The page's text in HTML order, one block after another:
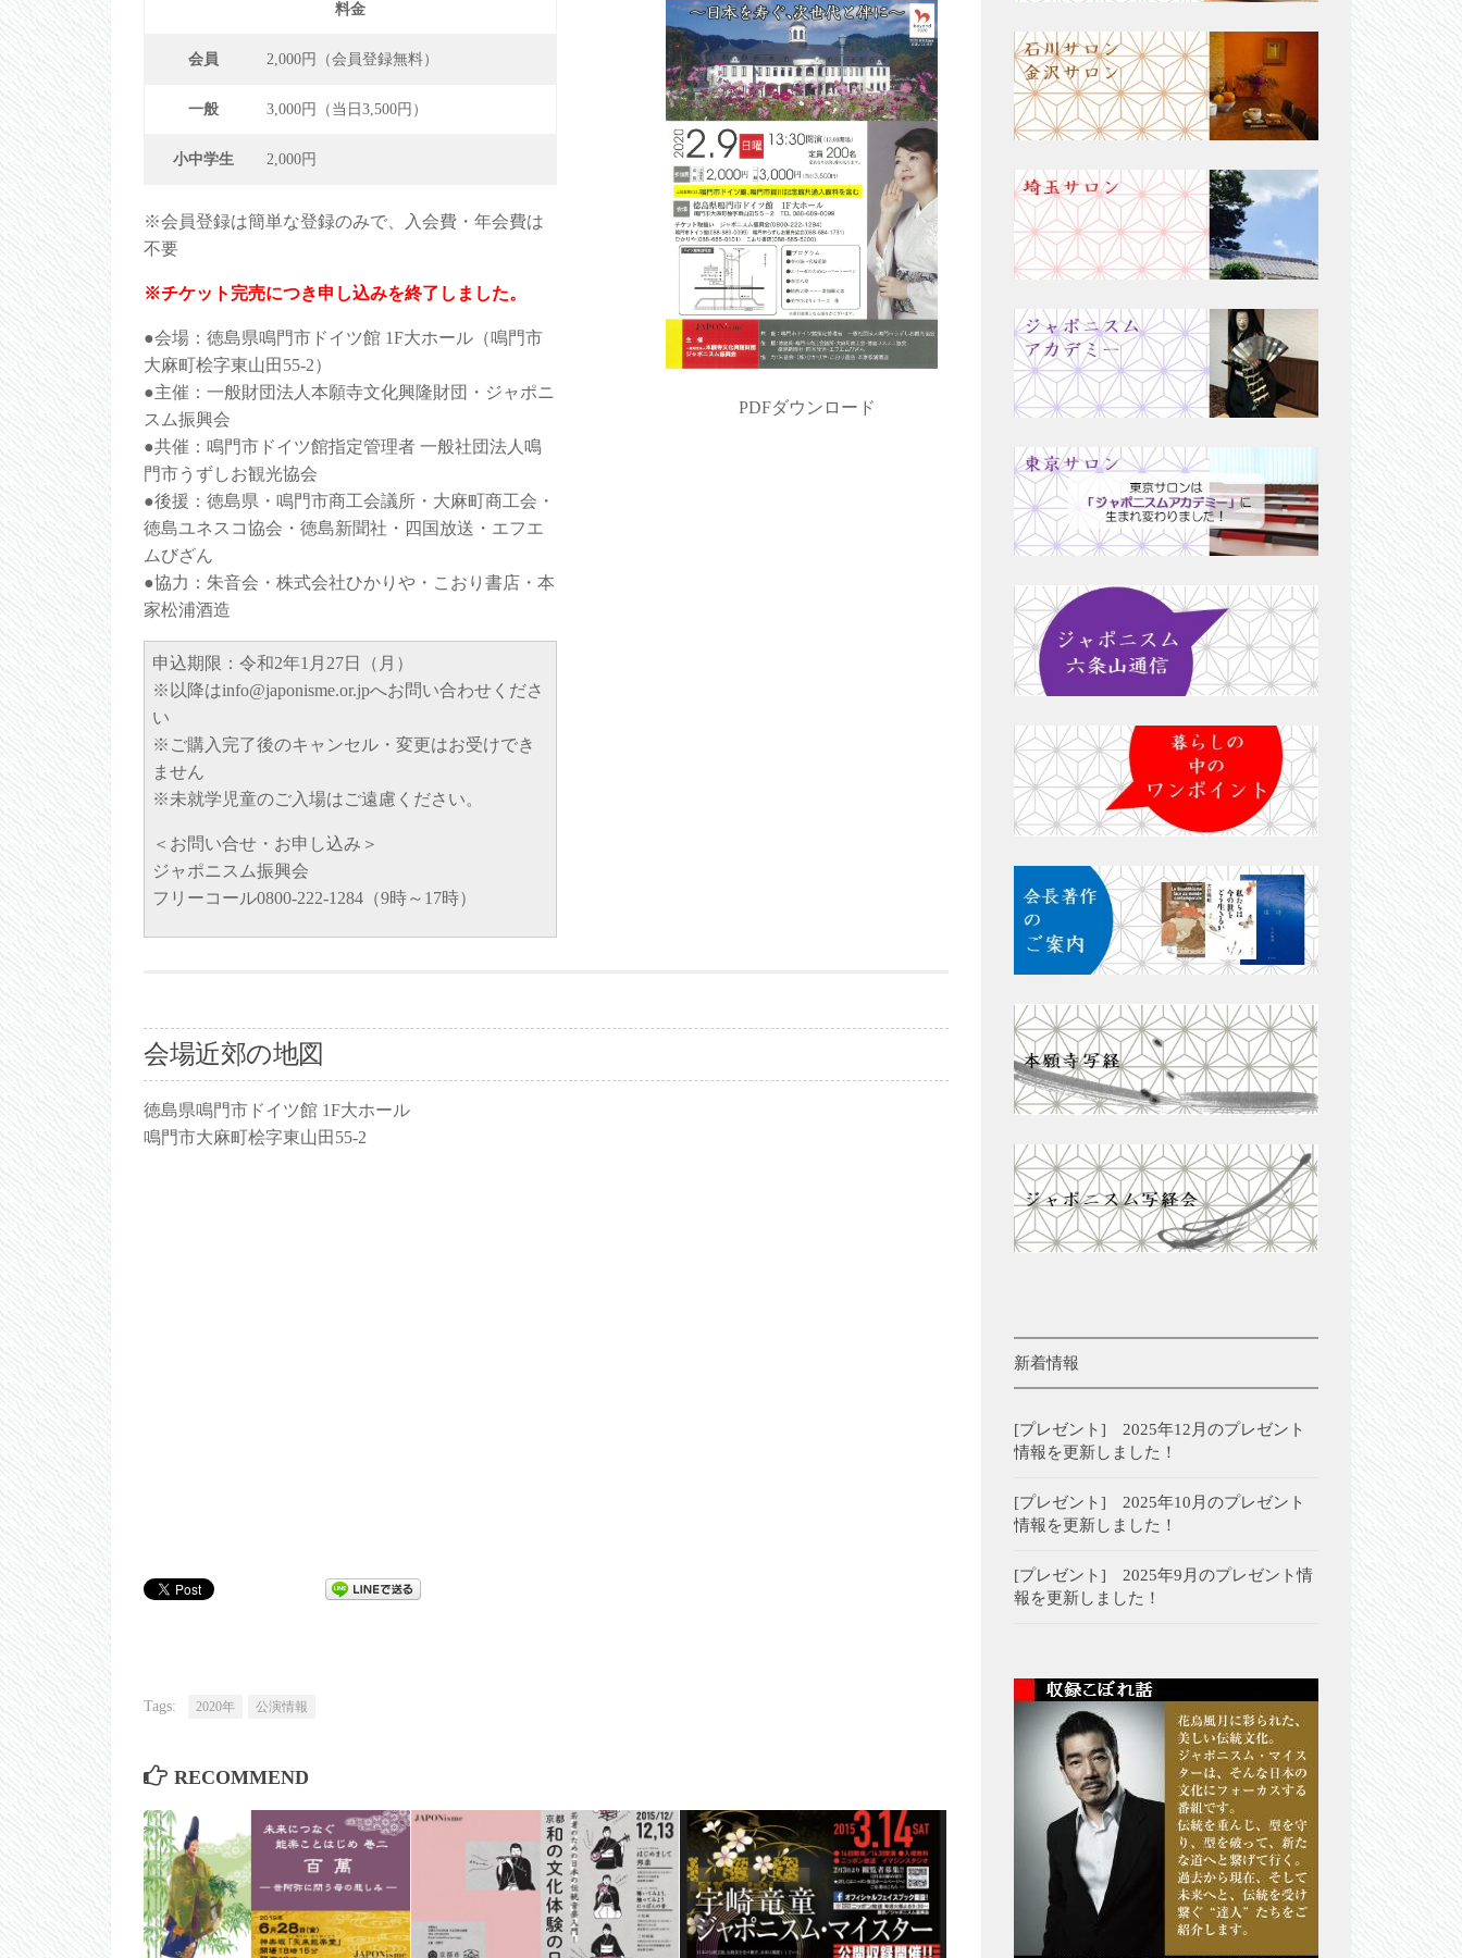
料金
会員 2,000円（会員登録無料）
一般 3,000円（当日3,500円）
小中学生 2,000円
※会員登録は簡単な登録のみで、入会費・年会費は
不要
※チケット完売につき申し込みを終了しました。
●会場：徳島県鳴門市ドイツ館 1F大ホール（鳴門市
大麻町桧字東山田55-2）
●主催：一般財団法人本願寺文化興隆財団・ジャポニ
スム振興会
●共催：鳴門市ドイツ館指定管理者 一般社団法人鳴
門市うずしお観光協会
●後援：徳島県・鳴門市商工会議所・大麻町商工会・
徳島ユネスコ協会・徳島新聞社・四国放送・エフエ
ムびざん
●協力：朱音会・株式会社ひかりや・こおり書店・本
家松浦酒造
申込期限：令和2年1月27日（月）
※以降はinfo@japonisme.or.jpへお問い合わせくださ
い
※ご購入完了後のキャンセル・変更はお受けでき
ません
※未就学児童のご入場はご遠慮ください。
＜お問い合せ・お申し込み＞
ジャポニスム振興会
フリーコール0800-222-1284（9時～17時）
PDFダウンロード
会場近郊の地図
徳島県鳴門市ドイツ館 1F大ホール
鳴門市大麻町桧字東山田55-2
Tags: 2020年 公演情報
RECOMMEND
新着情報
[プレゼント] 2025年12月のプレゼント
情報を更新しました！
[プレゼント] 2025年10月のプレゼント
情報を更新しました！
[プレゼント] 2025年9月のプレゼント情
報を更新しました！